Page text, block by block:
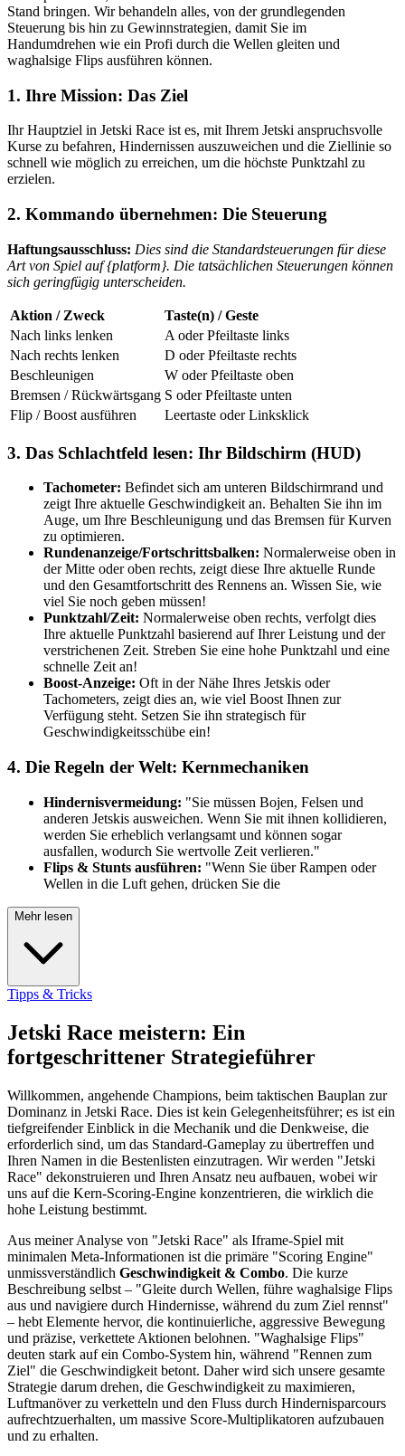
Stand bringen. Wir behandeln alles, von der grundlegenden
Steuerung bis hin zu Gewinnstrategien, damit Sie im
Handumdrehen wie ein Profi durch die Wellen gleiten und
waghalsige Flips ausführen können.
1. Ihre Mission: Das Ziel
Ihr Hauptziel in Jetski Race ist es, mit Ihrem Jetski anspruchsvolle
Kurse zu befahren, Hindernissen auszuweichen und die Ziellinie so
schnell wie möglich zu erreichen, um die höchste Punktzahl zu
erzielen.
2. Kommando übernehmen: Die Steuerung
Haftungsausschluss: Dies sind die Standardsteuerungen für diese
Art von Spiel auf {platform}. Die tatsächlichen Steuerungen können
sich geringfügig unterscheiden.
Aktion / Zweck
Taste(n) / Geste
Nach links lenken
A oder Pfeiltaste links
Nach rechts lenken
D oder Pfeiltaste rechts
Beschleunigen
W oder Pfeiltaste oben
Bremsen / Rückwärtsgang S oder Pfeiltaste unten
Flip / Boost ausführen
Leertaste oder Linksklick
3. Das Schlachtfeld lesen: Ihr Bildschirm (HUD)
Tachometer: Befindet sich am unteren Bildschirmrand und
zeigt Ihre aktuelle Geschwindigkeit an. Behalten Sie ihn im
Auge, um Ihre Beschleunigung und das Bremsen für Kurven
zu optimieren.
Rundenanzeige/Fortschrittsbalken: Normalerweise oben in
der Mitte oder oben rechts, zeigt diese Ihre aktuelle Runde
und den Gesamtfortschritt des Rennens an. Wissen Sie, wie
viel Sie noch geben müssen!
Punktzahl/Zeit: Normalerweise oben rechts, verfolgt dies
Ihre aktuelle Punktzahl basierend auf Ihrer Leistung und der
verstrichenen Zeit. Streben Sie eine hohe Punktzahl und eine
schnelle Zeit an!
Boost-Anzeige: Oft in der Nähe Ihres Jetskis oder
Tachometers, zeigt dies an, wie viel Boost Ihnen zur
Verfügung steht. Setzen Sie ihn strategisch für
Geschwindigkeitsschübe ein!
4. Die Regeln der Welt: Kernmechaniken
Hindernisvermeidung: "Sie müssen Bojen, Felsen und
anderen Jetskis ausweichen. Wenn Sie mit ihnen kollidieren,
werden Sie erheblich verlangsamt und können sogar
ausfallen, wodurch Sie wertvolle Zeit verlieren."
Flips & Stunts ausführen: "Wenn Sie über Rampen oder
Wellen in die Luft gehen, drücken Sie die
Mehr lesen
Tipps & Tricks
Jetski Race meistern: Ein
fortgeschrittener Strategieführer
Willkommen, angehende Champions, beim taktischen Bauplan zur
Dominanz in Jetski Race. Dies ist kein Gelegenheitsführer; es ist ein
tiefgreifender Einblick in die Mechanik und die Denkweise, die
erforderlich sind, um das Standard-Gameplay zu übertreffen und
Ihren Namen in die Bestenlisten einzutragen. Wir werden "Jetski
Race" dekonstruieren und Ihren Ansatz neu aufbauen, wobei wir
uns auf die Kern-Scoring-Engine konzentrieren, die wirklich die
hohe Leistung bestimmt.
Aus meiner Analyse von "Jetski Race" als Iframe-Spiel mit
minimalen Meta-Informationen ist die primäre "Scoring Engine"
unmissverständlich Geschwindigkeit & Combo. Die kurze
Beschreibung selbst – "Gleite durch Wellen, führe waghalsige Flips
aus und navigiere durch Hindernisse, während du zum Ziel rennst"
– hebt Elemente hervor, die kontinuierliche, aggressive Bewegung
und präzise, verkettete Aktionen belohnen. "Waghalsige Flips"
deuten stark auf ein Combo-System hin, während "Rennen zum
Ziel" die Geschwindigkeit betont. Daher wird sich unsere gesamte
Strategie darum drehen, die Geschwindigkeit zu maximieren,
Luftmanöver zu verketteln und den Fluss durch Hindernisparcours
aufrechtzuerhalten, um massive Score-Multiplikatoren aufzubauen
und zu erhalten.